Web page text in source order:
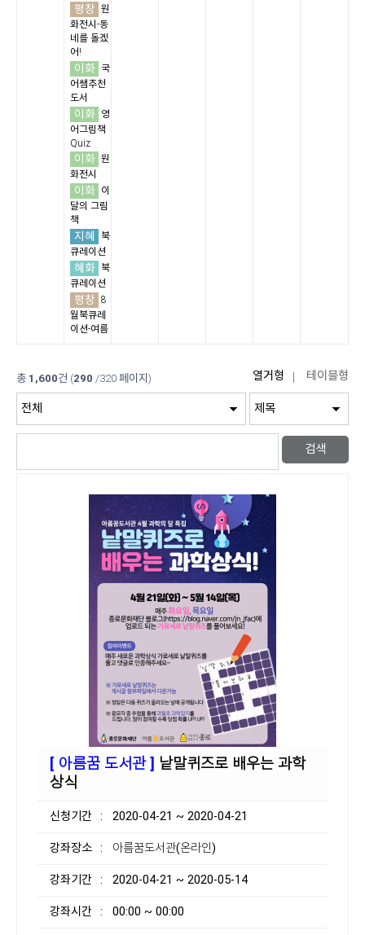
평창 원
화전시-동
네를 돌겠
어!
이화
국
어쌤추천
도서
이화
영
어그림책
Quiz
이화 원
화전시
이화
이
달의 그림
책
지혜
북
큐레이션
혜화
북
큐레이션
평창 8
월북큐레
이션-여름
총 1,600건 (290 /320 페이지)
[ 아름꿈 도서관 ] 낱말퀴즈로 배우는 과학
상식
신청기간 : 2020-04-21 ~ 2020-04-21
강좌장소 : 아름꿈도서관(온라인)
강좌기간 : 2020-04-21 ~ 2020-05-14
강좌시간 : 00:00 ~ 00:00